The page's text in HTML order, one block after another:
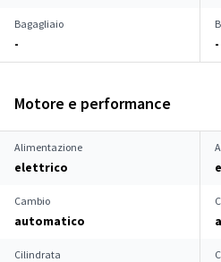
Bagagliaio
- -
Motore e performance
Alimentazione
elettrico
Cambio
automatico
Cilindrata